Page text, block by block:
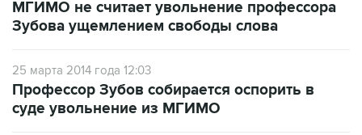
МГИМО не считает увольнение профессора
Зубова ущемлением свободы слова
25 марта 2014 года 12:03
Профессор Зубов собирается оспорить в
суде увольнение из МГИМО